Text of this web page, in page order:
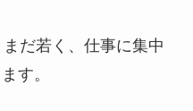
だ若く、仕事に集中
す。